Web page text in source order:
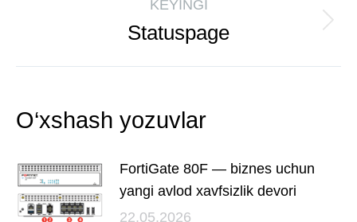
KEYINGI
Statuspage
O‘xshash yozuvlar
FortiGate 80F — biznes uchun
yangi avlod xavfsizlik devori
22.05.2026